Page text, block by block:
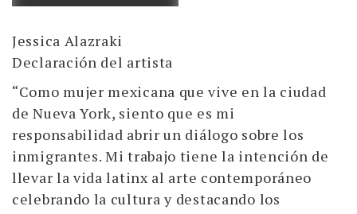
cantidad
Jessica Alazraki
Declaración del artista
“Como mujer mexicana que vive en la ciudad
de Nueva York, siento que es mi
responsabilidad abrir un diálogo sobre los
inmigrantes. Mi trabajo tiene la intención de
llevar la vida latinx al arte contemporáneo
celebrando la cultura y destacando los